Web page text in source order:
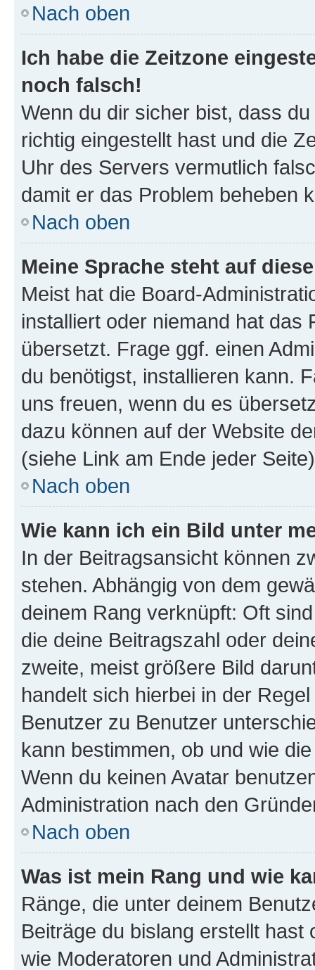
Nach oben
Ich habe die Zeitzone
noch falsch!
Wenn du dir sicher bist, dass
richtig eingestellt hast und die
Uhr des Servers vermutlich
damit er das Problem beheben
Nach oben
Meine Sprache steht auf
Meist hat die Board-
installiert oder niemand hat das
übersetzt. Frage ggf. einen
du benötigst, installieren kann.
uns freuen, wenn du es
dazu können auf der Website
(siehe Link am Ende jeder
Nach oben
Wie kann ich ein Bild unter
In der Beitragsansicht können
stehen. Abhängig von dem
deinem Rang verknüpft: Oft
die deine Beitragszahl oder
zweite, meist größere Bild
handelt sich hierbei in der
Benutzer zu Benutzer
kann bestimmen, ob und wie
Wenn du keinen Avatar
Administration nach den
Nach oben
Was ist mein Rang und wie
Ränge, die unter deinem
Beiträge du bislang erstellt
wie Moderatoren und